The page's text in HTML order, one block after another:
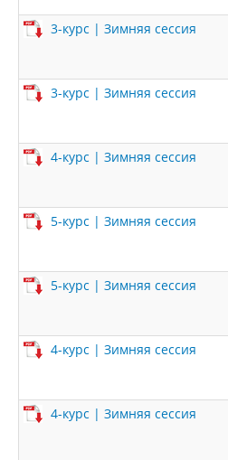
3-курс | Зимняя сессия
3-курс | Зимняя сессия
4-курс | Зимняя сессия
5-курс | Зимняя сессия
5-курс | Зимняя сессия
4-курс | Зимняя сессия
4-курс | Зимняя сессия